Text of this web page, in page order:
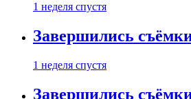
1 неделя спустя
Завершились
1 неделя спустя
Завершились